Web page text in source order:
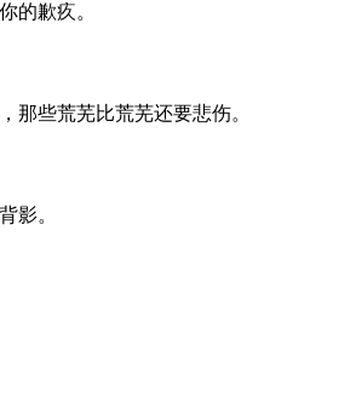
的歉疚。
那些荒芜比荒芜还要悲伤。
影。